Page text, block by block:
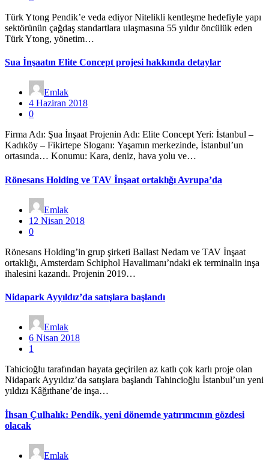
Türk Ytong Pendik’e veda ediyor Nitelikli kentleşme hedefiyle yapı
sektörünün çağdaş standartlara ulaşmasına 55 yıldır öncülük eden
Türk Ytong, yönetim…
Sua İnşaatın Elite Concept projesi hakkında detaylar
Emlak
4 Haziran 2018
0
Firma Adı: Şua İnşaat Projenin Adı: Elite Concept Yeri: İstanbul –
Kadıköy – Fikirtepe Sloganı: Yaşamın merkezinde, İstanbul’un
ortasında… Konumu: Kara, deniz, hava yolu ve…
Rönesans Holding ve TAV İnşaat ortaklığı Avrupa’da
Emlak
12 Nisan 2018
0
Rönesans Holding’in grup şirketi Ballast Nedam ve TAV İnşaat
ortaklığı, Amsterdam Schiphol Havalimanı’ndaki ek terminalin inşa
ihalesini kazandı. Projenin 2019…
Nidapark Ayyıldız’da satışlara başlandı
Emlak
6 Nisan 2018
1
Tahicioğlu tarafından hayata geçirilen az katlı çok karlı proje olan
Nidapark Ayyıldız’da satışlara başlandı Tahincioğlu İstanbul’un yeni
yıldızı Kâğıthane’de inşa…
İhsan Çulhalık: Pendik, yeni dönemde yatırımcının gözdesi
olacak
Emlak